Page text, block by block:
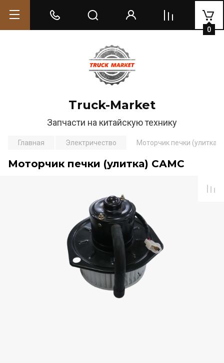
Truck-Market
Запчасти на китайскую технику
0
Главная Электричество Моторчик печки
Моторчик печки (улитка) САМС